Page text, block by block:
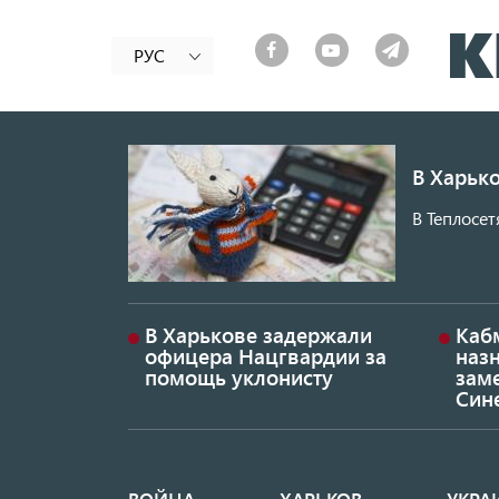
РУС
В
В
В Харькове задержали
офицера Нацгвардии за
помощь уклонисту